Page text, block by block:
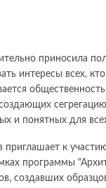
приносила
интересы всех,
и понятных для
к
программы
создавших